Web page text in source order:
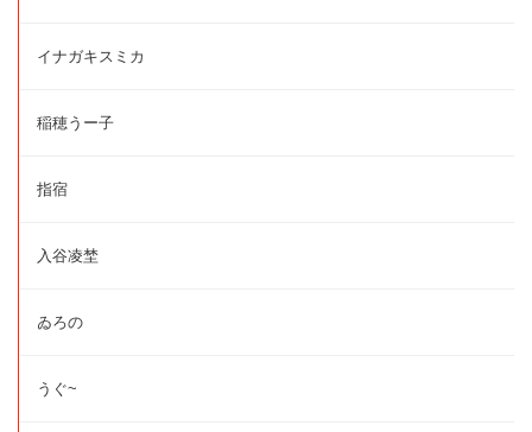
イナガキスミカ
稲穂うー子
指宿
入谷凌埜
ゐろの
うぐ~